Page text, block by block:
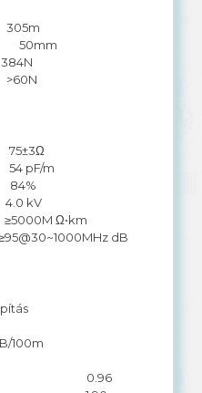
50mm
pF/m
kV
Ω•km
dB
100m
0.96